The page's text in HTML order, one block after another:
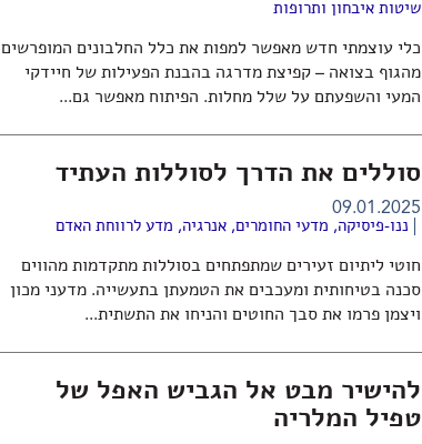
שיטות איבחון ותרופות
כלי עוצמתי חדש מאפשר למפות את כלל החלבונים המופרשים
מהגוף בצואה – קפיצת מדרגה בהבנת הפעילות של חיידקי
המעי והשפעתם על שלל מחלות. הפיתוח מאפשר גם...
סוללים את הדרך לסוללות העתיד
09.01.2025
ננו-פיסיקה, מדעי החומרים,אנרגיה, מדע לרווחת האדם
חוטי ליתיום זעירים שמתפתחים בסוללות מתקדמות מהווים
סכנה בטיחותית ומעכבים את הטמעתן בתעשייה. מדעני מכון
ויצמן פרמו את סבך החוטים והניחו את התשתית...
להישיר מבט אל הגביש האפל של
טפיל המלריה